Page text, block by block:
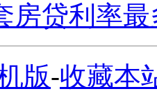
房贷利率
版-收藏本